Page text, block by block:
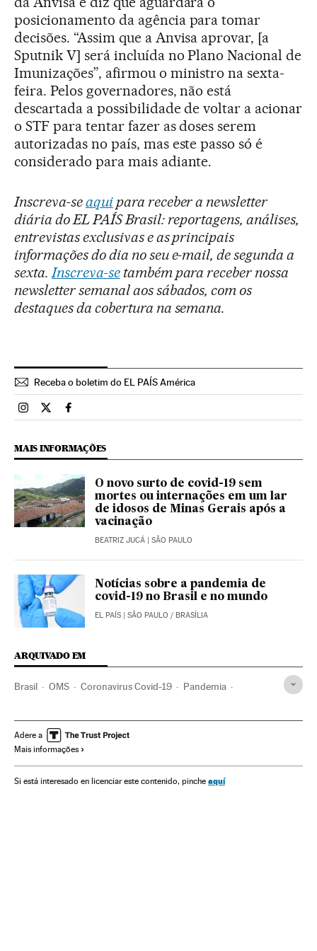
posicionamento da agência para tomar
decisões. “Assim que a Anvisa aprovar, [a
Sputnik V] será incluída no Plano Nacional de
Imunizações”, afirmou o ministro na sexta-
feira. Pelos governadores, não está
descartada a possibilidade de voltar a acionar
o STF para tentar fazer as doses serem
autorizadas no país, mas este passo só é
considerado para mais adiante.
Inscreva-seaquipara receber a newsletter
diária do EL PAÍS Brasil: reportagens, análises,
entrevistas exclusivas e as principais
informações do dia no seu e-mail, de segunda a
sexta.Inscreva-setambém para receber nossa
newsletter semanal aos sábados, com os
destaques da cobertura na semana.
Receba o boletim do EL PAÍS América
Brasil El País Brasil en Instagram
Brasil El País Brasil en Twitter
Brasil El País Brasil en Facebook
MAIS INFORMAÇÕES
O novo surto de covid-19 sem
mortes ou internações em um lar
de idosos de Minas Gerais após a
vacinação
BEATRIZ JUCÁ | SÃO PAULO
Notícias sobre a pandemia de
covid-19 no Brasil e no mundo
EL PAÍS | SÃO PAULO / BRASÍLIA
ARQUIVADO EM
Brasil OMS Coronavirus Covid-19 Pandemia
Ministério Saúde Vacinas
Adere a
Mais informações
Si está interesado en licenciar este contenido, pinche aquí